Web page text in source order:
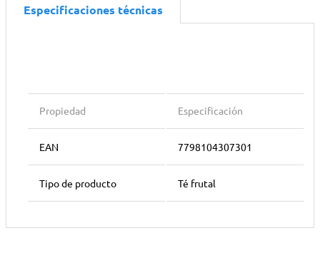
Especificaciones técnicas
Propiedad Especificación
EAN 7798104307301
Tipo de producto Té frutal